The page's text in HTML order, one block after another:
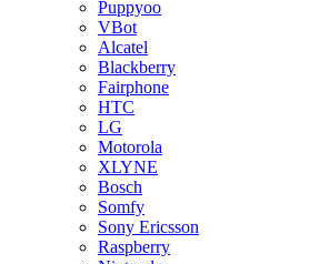
Puppyoo
VBot
Alcatel
Blackberry
Fairphone
HTC
LG
Motorola
XLYNE
Bosch
Somfy
Sony Ericsson
Raspberry